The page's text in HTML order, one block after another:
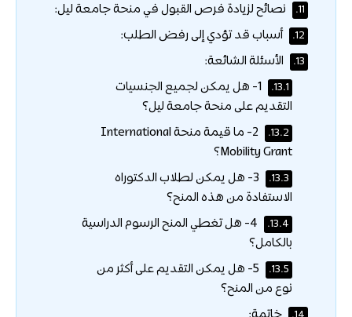
11. نصائح لزيادة فرص القبول في منحة جامعة ليل:
12. أسباب قد تؤدي إلى رفض الطلب:
13. الأسئلة الشائعة:
13.1.
1- هل يمكن لجميع الجنسيات
التقديم على منحة جامعة ليل؟
13.2.
2- ما قيمة منحة International
Mobility Grant؟
13.3.
3- هل يمكن لطلاب الدكتوراه
الاستفادة من هذه المنح؟
13.4.
4- هل تغطي المنح الرسوم الدراسية
بالكامل؟
13.5.
5- هل يمكن التقديم على أكثر من
نوع من المنح؟